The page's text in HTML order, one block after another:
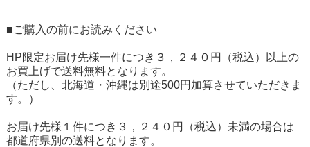
■ご購入の前にお読みください
HP限定お届け先様一件につき３，２４０円（税込）以上の
お買上げで送料無料となります。
（ただし、北海道・沖縄は別途500円加算させていただきま
す。）
お届け先様１件につき３，２４０円（税込）未満の場合は
都道府県別の送料となります。